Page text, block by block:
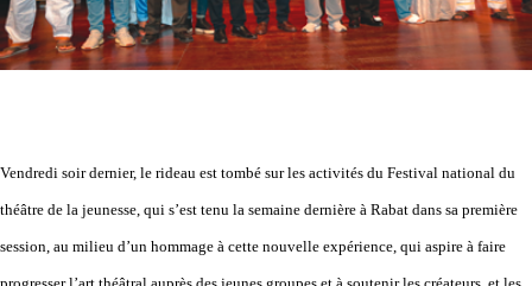
Vendredi soir dernier, le rideau est tombé sur les activités du Festival national du
théâtre de la jeunesse, qui s’est tenu la semaine dernière à Rabat dans sa première
session, au milieu d’un hommage à cette nouvelle expérience, qui aspire à faire